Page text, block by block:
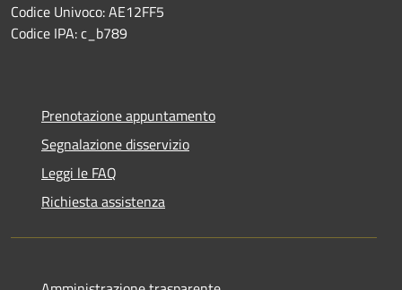
Codice Univoco: AE12FF5
Codice IPA: c_b789
Prenotazione appuntamento
Segnalazione disservizio
Leggi le FAQ
Richiesta assistenza